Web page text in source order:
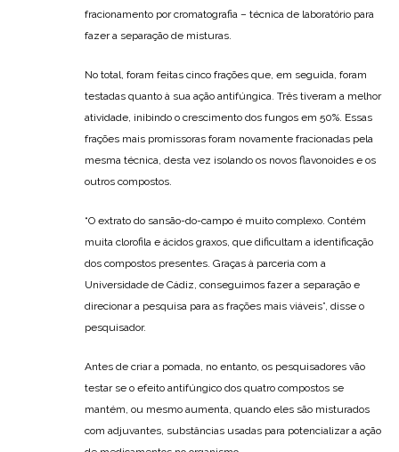
fracionamento por cromatografia – técnica de laboratório para
fazer a separação de misturas.
No total, foram feitas cinco frações que, em seguida, foram
testadas quanto à sua ação antifúngica. Três tiveram a melhor
atividade, inibindo o crescimento dos fungos em 50%. Essas
frações mais promissoras foram novamente fracionadas pela
mesma técnica, desta vez isolando os novos flavonoides e os
outros compostos.
“O extrato do sansão-do-campo é muito complexo. Contém
muita clorofila e ácidos graxos, que dificultam a identificação
dos compostos presentes. Graças à parceria com a
Universidade de Cádiz, conseguimos fazer a separação e
direcionar a pesquisa para as frações mais viáveis”, disse o
pesquisador.
Antes de criar a pomada, no entanto, os pesquisadores vão
testar se o efeito antifúngico dos quatro compostos se
mantém, ou mesmo aumenta, quando eles são misturados
com adjuvantes, substâncias usadas para potencializar a ação